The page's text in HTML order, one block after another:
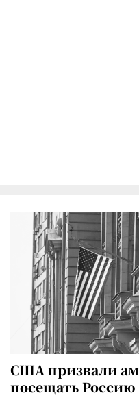
США призвали
посещать Россию